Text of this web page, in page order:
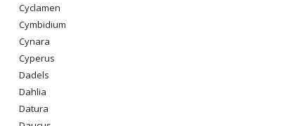
Cyclamen
Cymbidium
Cynara
Cyperus
Dadels
Dahlia
Datura